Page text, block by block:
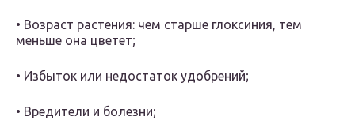
• Возраст растения: чем старше глоксиния, тем
меньше она цветет;
• Избыток или недостаток удобрений;
• Вредители и болезни;